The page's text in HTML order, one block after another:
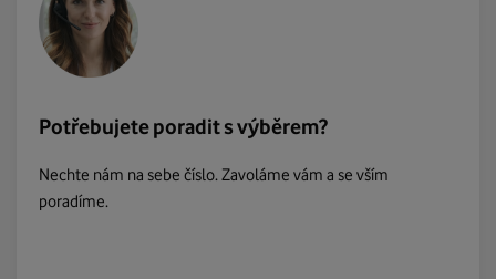
Potřebujete poradit s výběrem?
Nechte nám na sebe číslo. Zavoláme vám a se vším
poradíme.